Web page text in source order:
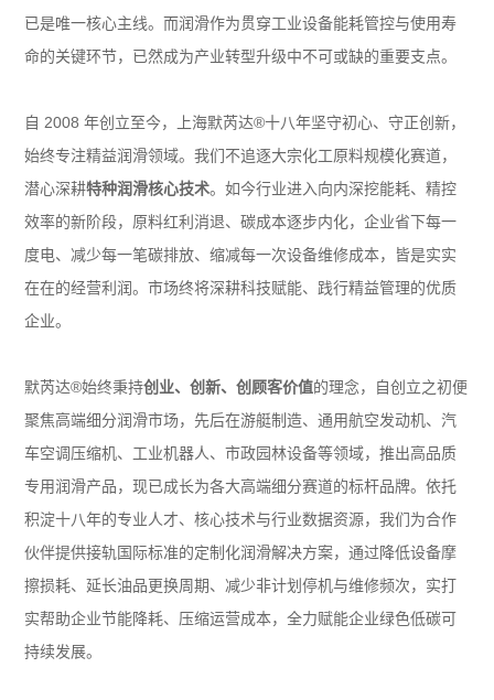
已是唯一核心主线。而润滑作为贯穿工业设备能耗管控与使用寿
命的关键环节，已然成为产业转型升级中不可或缺的重要支点。
自 2008 年创立至今，上海默芮达®十八年坚守初心、守正创新，
始终专注精益润滑领域。我们不追逐大宗化工原料规模化赛道，
潜心深耕特种润滑核心技术。如今行业进入向内深挖能耗、精控
效率的新阶段，原料红利消退、碳成本逐步内化，企业省下每一
度电、减少每一笔碳排放、缩减每一次设备维修成本，皆是实实
在在的经营利润。市场终将深耕科技赋能、践行精益管理的优质
企业。
默芮达®始终秉持创业、创新、创顾客价值的理念，自创立之初便
聚焦高端细分润滑市场，先后在游艇制造、通用航空发动机、汽
车空调压缩机、工业机器人、市政园林设备等领域，推出高品质
专用润滑产品，现已成长为各大高端细分赛道的标杆品牌。依托
积淀十八年的专业人才、核心技术与行业数据资源，我们为合作
伙伴提供接轨国际标准的定制化润滑解决方案，通过降低设备摩
擦损耗、延长油品更换周期、减少非计划停机与维修频次，实打
实帮助企业节能降耗、压缩运营成本，全力赋能企业绿色低碳可
持续发展。